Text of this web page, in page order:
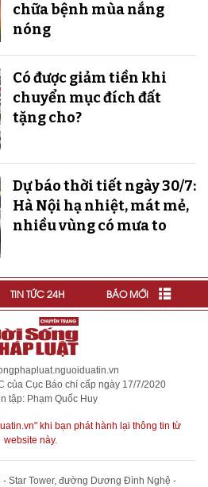
chữa bệnh mùa nắng
nóng
Có được giảm tiền khi
chuyển mục đích đất
tặng cho?
Dự báo thời tiết ngày 30/7:
Hà Nội hạ nhiệt, mát mẻ,
nhiều vùng có mưa to
TIN TỨC 24H BÁO MỚI
của Cục Báo chí cấp ngày 17/7/2020
tập: Phạm Quốc Huy
khi bạn phát hành lại thông tin từ
website này.
- Star Tower, đường Dương Đình Nghệ -